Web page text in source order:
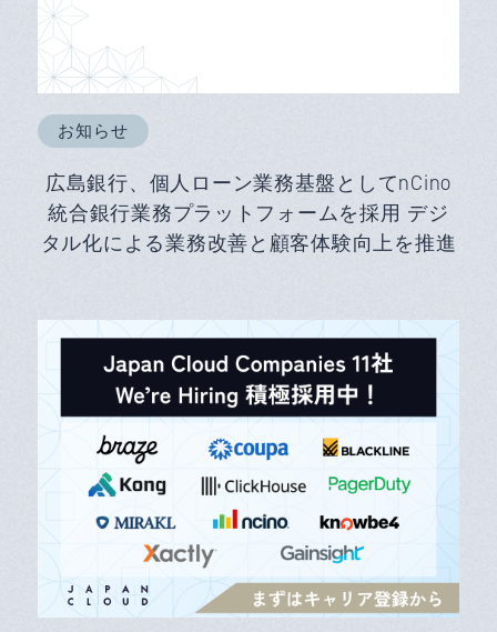
お知らせ
広島銀行、個人ローン業務基盤としてnCino
統合銀行業務プラットフォームを採用 デジ
タル化による業務改善と顧客体験向上を推進